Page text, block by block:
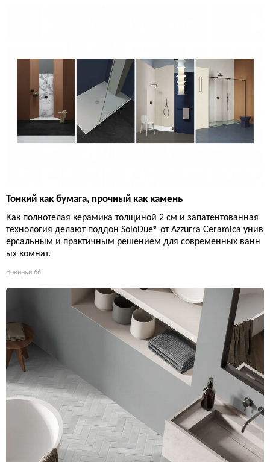
Тонкий как бумага, прочный как камень
Как полнотелая керамика толщиной 2 см и запатентованная
технология делают поддон SoloDue® от Azzurra Ceramica унив
ерсальным и практичным решением для современных ванн
ых комнат.
Новинки 66